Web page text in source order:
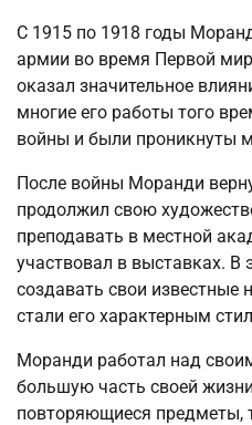
С 1915 по 1918 годы
армии во время Первой
оказал значительное
многие его работы того
войны и были проникнуты
После войны Моранди
продолжил свою
преподавать в местной
участвовал в выставках. В
создавать свои
стали его характерным
Моранди работал над
большую часть своей
повторяющиеся предметы,